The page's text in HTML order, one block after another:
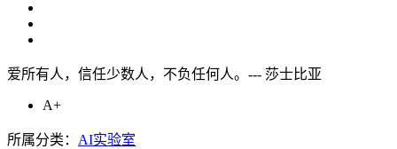
爱所有人，信任少数人，不负任何人。--- 莎士比亚
A+
所属分类： AI实验室